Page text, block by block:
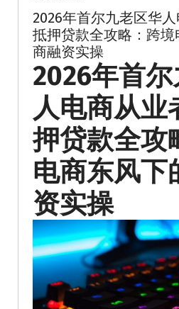
2026年首尔九老区华
抵押贷款全攻略：跨
商融资实操
2026年首
人电商从业
押贷款全攻
电商东风下
资实操